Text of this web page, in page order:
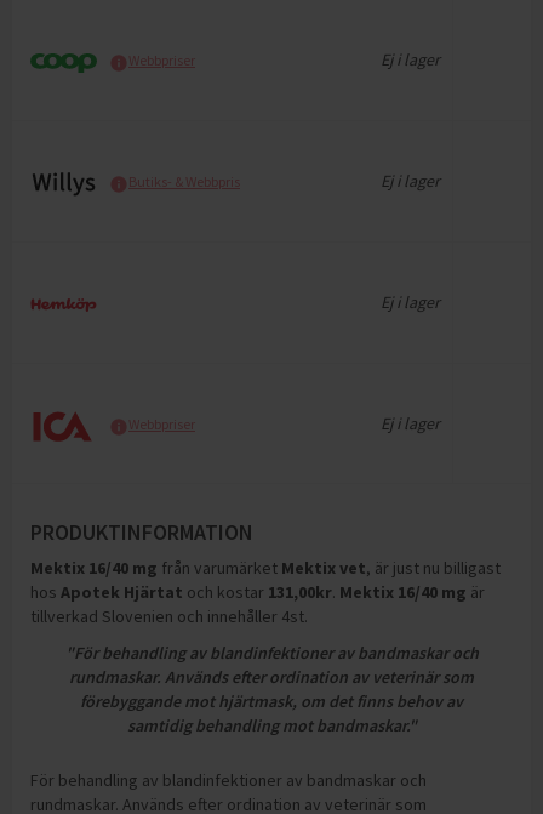
Webbpriser Ej i lager
Butiks- & Webbpris Ej i lager
Ej i lager
Webbpriser Ej i lager
PRODUKTINFORMATION
Mektix 16/40 mg från varumärket Mektix vet, är just nu billigast
hos Apotek Hjärtat och kostar 131,00kr. Mektix 16/40 mg är
tillverkad Slovenien och innehåller 4st.
"För behandling av blandinfektioner av bandmaskar och
rundmaskar. Används efter ordination av veterinär som
förebyggande mot hjärtmask, om det finns behov av
samtidig behandling mot bandmaskar."
För behandling av blandinfektioner av bandmaskar och
rundmaskar. Används efter ordination av veterinär som